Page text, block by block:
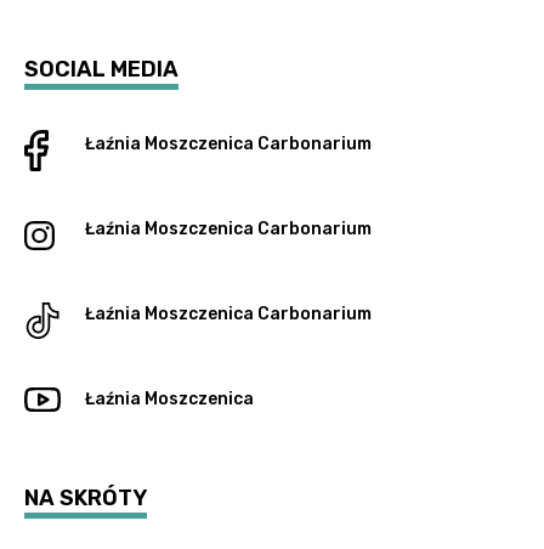
SOCIAL MEDIA
Łaźnia Moszczenica Carbonarium
Łaźnia Moszczenica Carbonarium
Łaźnia Moszczenica Carbonarium
Łaźnia Moszczenica
NA SKRÓTY